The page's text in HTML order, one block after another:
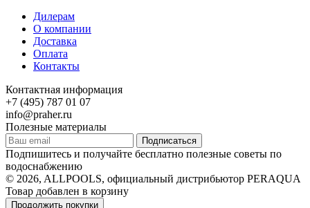
Дилерам
О компании
Доставка
Оплата
Контакты
Контактная информация
+7 (495) 787 01 07
info@praher.ru
Полезные материалы
Подписаться
Подпишитесь и получайте бесплатно полезные советы по
водоснабжению
© 2026, ALLPOOLS, официальный дистрибьютор PERAQUA
Товар добавлен в корзину
Продолжить покупки